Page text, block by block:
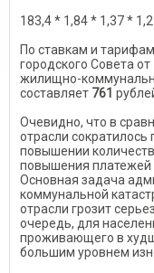
183,4 * 1,84 * 1,37 * 1,2
По ставкам и
городского Совета
жилищно-
составляет 761
Очевидно, что в
отрасли сократилось
повышении
повышения платежей
Основная задача
коммунальной
отрасли грозит
очередь, для
проживающего в
большим уровнем